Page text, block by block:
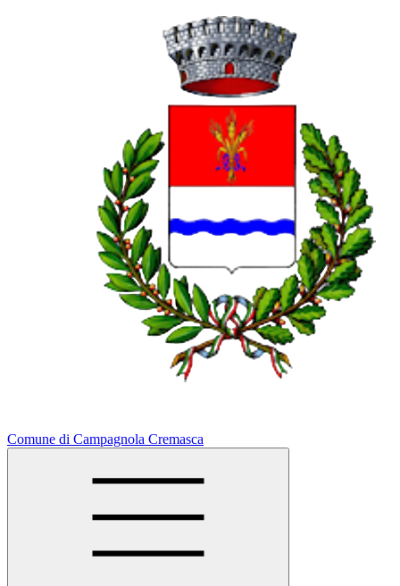
Comune di Campagnola Cremasca